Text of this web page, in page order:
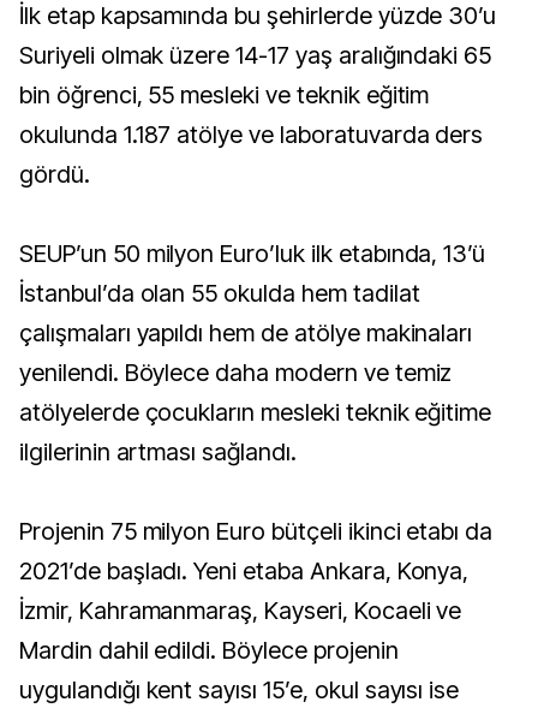
İlk etap kapsamında bu şehirlerde yüzde 30’u
Suriyeli olmak üzere 14-17 yaş aralığındaki 65
bin öğrenci, 55 mesleki ve teknik eğitim
okulunda 1.187 atölye ve laboratuvarda ders
gördü.
SEUP’un 50 milyon Euro’luk ilk etabında, 13’ü
İstanbul’da olan 55 okulda hem tadilat
çalışmaları yapıldı hem de atölye makinaları
yenilendi. Böylece daha modern ve temiz
atölyelerde çocukların mesleki teknik eğitime
ilgilerinin artması sağlandı.
Projenin 75 milyon Euro bütçeli ikinci etabı da
2021’de başladı. Yeni etaba Ankara, Konya,
İzmir, Kahramanmaraş, Kayseri, Kocaeli ve
Mardin dahil edildi. Böylece projenin
uygulandığı kent sayısı 15’e, okul sayısı ise